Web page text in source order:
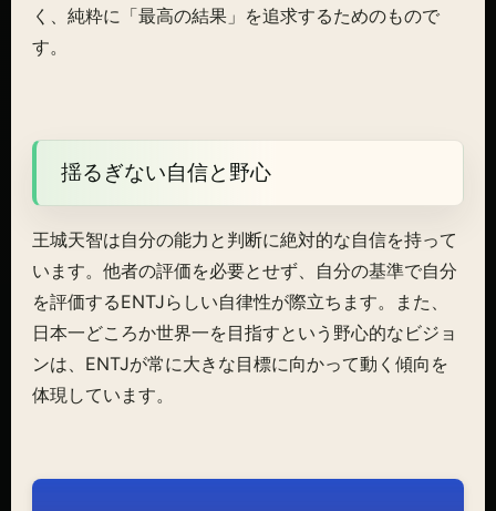
く、純粋に「最高の結果」を追求するためのもので
す。
揺るぎない自信と野心
王城天智は自分の能力と判断に絶対的な自信を持って
います。他者の評価を必要とせず、自分の基準で自分
を評価するENTJらしい自律性が際立ちます。また、
日本一どころか世界一を目指すという野心的なビジョ
ンは、ENTJが常に大きな目標に向かって動く傾向を
体現しています。